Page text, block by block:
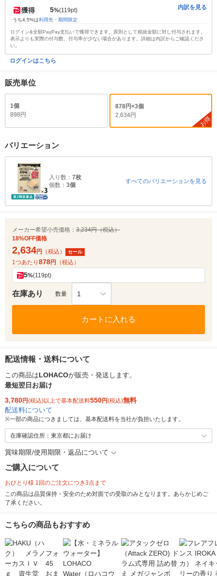
獲得 5%(119pt)
うち4.5%は利用先・期間限定
内訳を見る
ログイン&全額PayPay支払いで獲得できます。原則として税抜金額に対し付与されます。
表示よりも実際の付与数、付与率が少ない場合があります。詳細は内訳からご確認くださ
い。
ログインはこちら
販売単位
1個
898円
878円×3個
2,634円
お得
バリエーション
入り数： 7枚
個数： 3個
すべてのバリエーションを見る
メーカー希望小売価格： 3,234円（税込）
18%OFF価格
2,634円 （税込） セール
1つあたり 878円 （税込）
5%(119pt)
在庫あり 数量 1
カートに入れる
配送情報・送料について
この商品はLOHACOが販売・発送します。
最短翌日お届け
3,780円(税込)以上で基本配送料550円(税込)無料
配送料について
※一部の商品につきましては、基本配送料を当社が負担いたします。
在庫確認住所：東京都にお届け
賞味期限/使用期限・返品について
ご購入について
おひとり様 1回のご注文につき3点まで
この商品は品質保持・安全のため対面での受取のみとなります。あらかじめご
了承ください。
こちらの商品もおすすめ